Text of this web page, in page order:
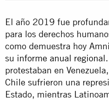
El año 2019 fue
para los derechos
como demuestra hoy
su informe anual regional
protestaban en
Chile sufrieron una
Estado, mientras